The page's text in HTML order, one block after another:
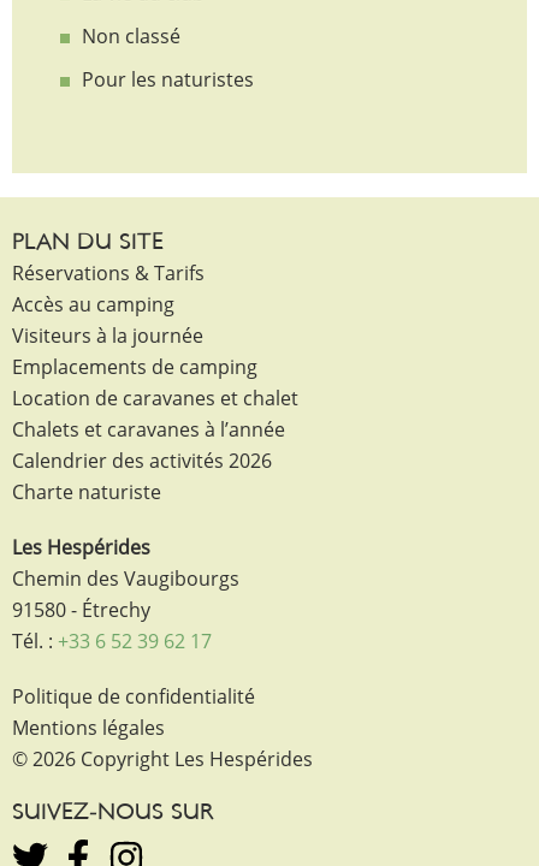
Non classé
Pour les naturistes
PLAN DU SITE
Réservations & Tarifs
Accès au camping
Visiteurs à la journée
Emplacements de camping
Location de caravanes et chalet
Chalets et caravanes à l’année
Calendrier des activités 2026
Charte naturiste
Les Hespérides
Chemin des Vaugibourgs
91580 - Étrechy
Tél. : +33 6 52 39 62 17
Politique de confidentialité
Mentions légales
© 2026 Copyright Les Hespérides
SUIVEZ-NOUS SUR